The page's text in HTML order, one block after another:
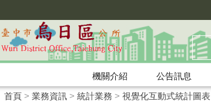
機關介紹 公告訊息
首頁> 業務資訊> 統計業務 > 視覺化互動式統計圖表